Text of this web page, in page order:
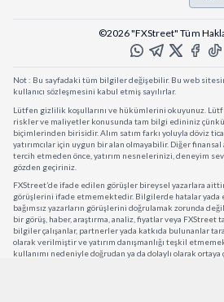
©2026 "FXStreet" Tüm
Not : Bu sayfadaki tüm bilgiler değişebilir. Bu web
kullanıcı sözleşmesini kabul etmiş sayılırlar.
Lütfen gizlilik koşullarını ve hükümlerini okuyunuz.
riskler ve maliyetler konusunda tam bilgi edininiz çünkü
biçimlerinden birisidir. Alım satım farkı yoluyla döviz
yatırımcılar için uygun bir alan olmayabilir. Diğer
tercih etmeden önce, yatırım nesnelerinizi, deneyim
gözden geçiriniz.
FXStreet’de ifade edilen görüşler bireysel yazarlara
görüşlerini ifade etmemektedir. Bilgilerde hatalar yada
bağımsız yazarların görüşlerini doğrulamak zorunda
bir görüş, haber, araştırma, analiz, fiyatlar veya FXStreet
bilgiler çalışanlar, partnerler yada katkıda bulunanlar
olarak verilmiştir ve yatırım danışmanlığı teşkil
kullanımı nedeniyle doğrudan ya da dolaylı olarak